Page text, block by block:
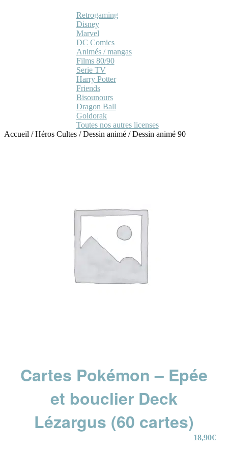
Retrogaming
Disney
Marvel
DC Comics
Animés / mangas
Films 80/90
Serie TV
Harry Potter
Friends
Bisounours
Dragon Ball
Goldorak
Toutes nos autres licenses
Accueil /Héros Cultes /Dessin animé /Dessin animé 90
Cartes Pokémon – Epée
et bouclier Deck
Lézargus (60 cartes)
18,90€